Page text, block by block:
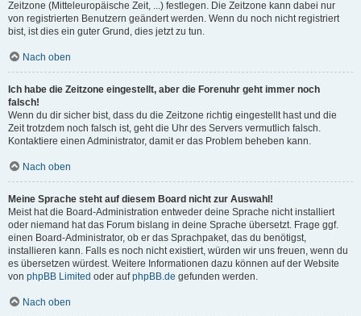
Zeitzone (Mitteleuropäische Zeit, ...) festlegen. Die Zeitzone kann dabei nur
von registrierten Benutzern geändert werden. Wenn du noch nicht registriert
bist, ist dies ein guter Grund, dies jetzt zu tun.
Nach oben
Ich habe die Zeitzone eingestellt, aber die Forenuhr geht immer noch
falsch!
Wenn du dir sicher bist, dass du die Zeitzone richtig eingestellt hast und die
Zeit trotzdem noch falsch ist, geht die Uhr des Servers vermutlich falsch.
Kontaktiere einen Administrator, damit er das Problem beheben kann.
Nach oben
Meine Sprache steht auf diesem Board nicht zur Auswahl!
Meist hat die Board-Administration entweder deine Sprache nicht installiert
oder niemand hat das Forum bislang in deine Sprache übersetzt. Frage ggf.
einen Board-Administrator, ob er das Sprachpaket, das du benötigst,
installieren kann. Falls es noch nicht existiert, würden wir uns freuen, wenn du
es übersetzen würdest. Weitere Informationen dazu können auf der Website
von phpBB Limited oder aufphpBB.de gefunden werden.
Nach oben